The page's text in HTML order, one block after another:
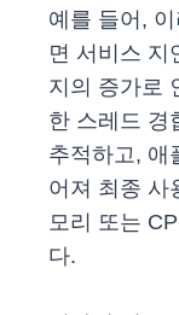
예를 들어,
면 서비스 지
지의 증가로
한 스레드 경
추적하고, 애
어져 최종 사
모리 또는
다.